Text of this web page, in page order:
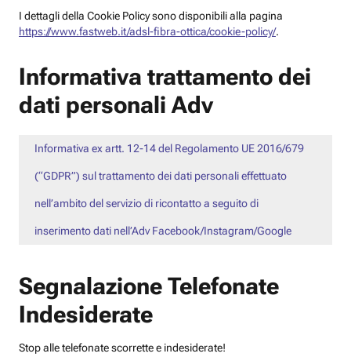
I dettagli della Cookie Policy sono disponibili alla pagina
https://www.fastweb.it/adsl-fibra-ottica/cookie-policy/.
Informativa trattamento dei
dati personali Adv
Informativa ex artt. 12-14 del Regolamento UE 2016/679
(“GDPR”) sul trattamento dei dati personali effettuato
nell’ambito del servizio di ricontatto a seguito di
inserimento dati nell’Adv Facebook/Instagram/Google
Segnalazione Telefonate
Indesiderate
Stop alle telefonate scorrette e indesiderate!